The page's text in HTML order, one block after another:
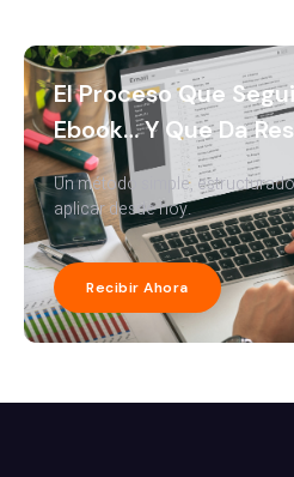
El Proceso Que
Ebook… Y Que Da
Un método simple,
aplicar desde hoy.
Recibir Ahora